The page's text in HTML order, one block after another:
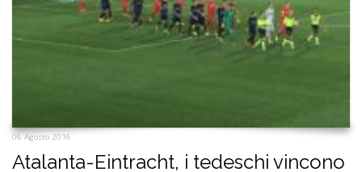
06 Agosto 2016
Atalanta-Eintracht, i tedeschi vincono